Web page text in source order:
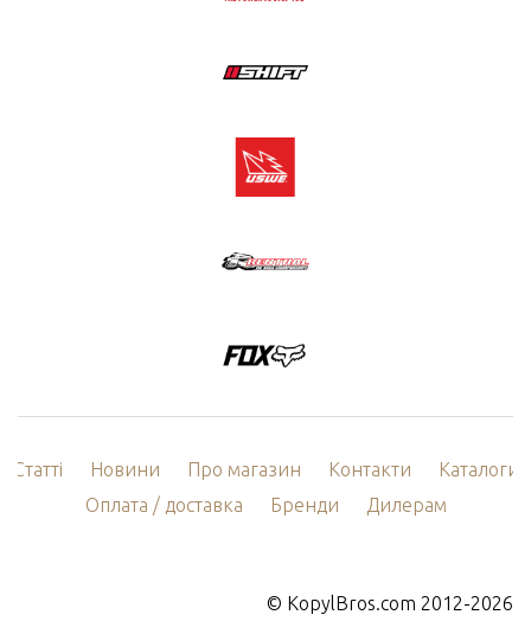
Статті Новини Про магазин Контакти
Каталоги
Оплата / доставка
Бренди Дилерам
© KopylBros.com 2012-2026